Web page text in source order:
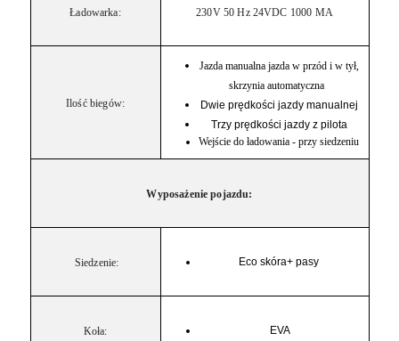
Ładowarka: 230V 50 Hz 24VDC 1000 MA
Ilość biegów:
Jazda manualna jazda w przód i w tył,
skrzynia automatyczna
Dwie prędkości jazdy manualnej
Trzy prędkości jazdy z pilota
Wejście do ładowania - przy siedzeniu
Wyposażenie pojazdu:
Siedzenie: Eco skóra+ pasy
Koła: EVA